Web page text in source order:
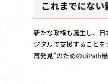
これまでにな
新たな政権も誕生し、
ジタルで支援すること
再発見”のためのUiPath